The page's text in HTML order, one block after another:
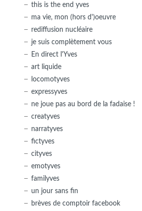
this is the end yves
ma vie, mon (hors d')oeuvre
rediffusion nucléaire
je suis complètement vous
En direct l'Yves
art liquide
locomotyves
expressyves
ne joue pas au bord de la fadaise !
creatyves
narratyves
fictyves
cityves
emotyves
familyves
un jour sans fin
brèves de comptoir facebook